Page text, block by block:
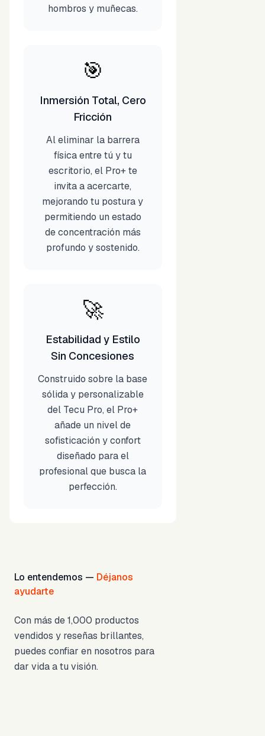
hombros y muñecas.
🎯
Inmersión Total, Cero
Fricción
Al eliminar la barrera
física entre tú y tu
escritorio, el Pro+ te
invita a acercarte,
mejorando tu postura y
permitiendo un estado
de concentración más
profundo y sostenido.
🚀
Estabilidad y Estilo
Sin Concesiones
Construido sobre la base
sólida y personalizable
del Tecu Pro, el Pro+
añade un nivel de
sofisticación y confort
diseñado para el
profesional que busca la
perfección.
Lo entendemos — Déjanos
ayudarte
Con más de 1,000 productos
vendidos y reseñas brillantes,
puedes confiar en nosotros para
dar vida a tu visión.